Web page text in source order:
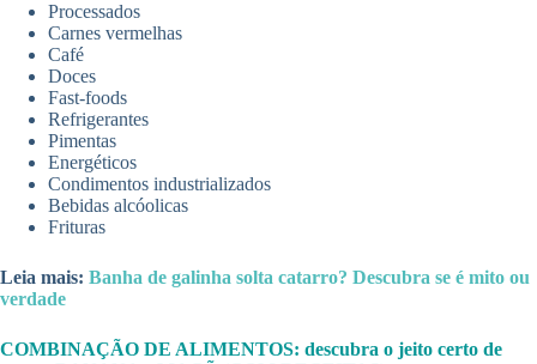
Processados
Carnes vermelhas
Café
Doces
Fast-foods
Refrigerantes
Pimentas
Energéticos
Condimentos industrializados
Bebidas alcóolicas
Frituras
Leia mais: Banha de galinha solta catarro? Descubra se é mito ou
verdade
COMBINAÇÃO DE ALIMENTOS: descubra o jeito certo de